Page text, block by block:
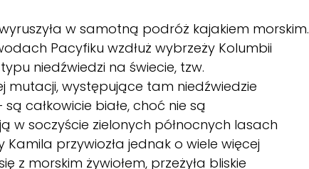
w samotną podróż kajakiem morskim.
Pacyfiku wzdłuż wybrzeży Kolumbii
niedźwiedzi na świecie, tzw.
mutacji, występujące tam niedźwiedzie
całkowicie białe, choć nie są
w soczyście zielonych północnych lasach
przywiozła jednak o wiele więcej
z morskim żywiołem, przeżyła bliskie